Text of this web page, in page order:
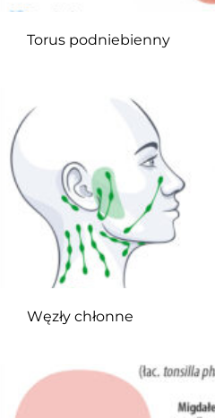
Torus podniebienny
Węzły chłonne